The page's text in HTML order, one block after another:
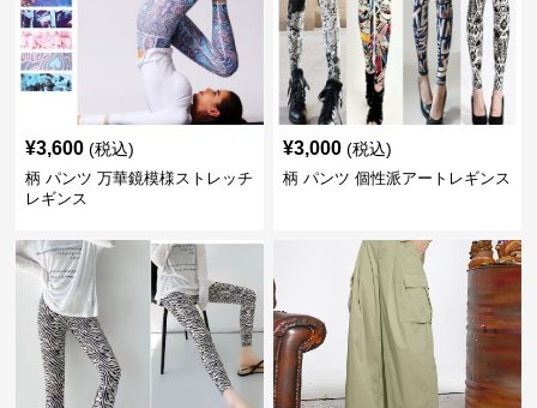
¥3,600 (税込)
柄 パンツ 万華鏡模様ストレッチ
レギンス
¥3,000 (税込)
柄 パンツ 個性派アートレギンス